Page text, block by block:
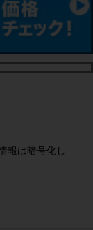
報は暗号化し